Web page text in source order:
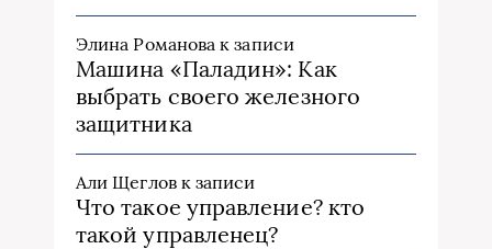
Элина Романова к записи
Машина «Паладин»: Как
выбрать своего железного
защитника
Али Щегловк записи
Что такое управление? кто
такой управленец?